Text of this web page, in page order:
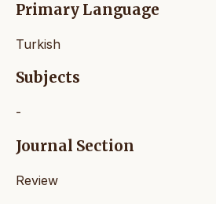
Primary Language
Turkish
Subjects
-
Journal Section
Review